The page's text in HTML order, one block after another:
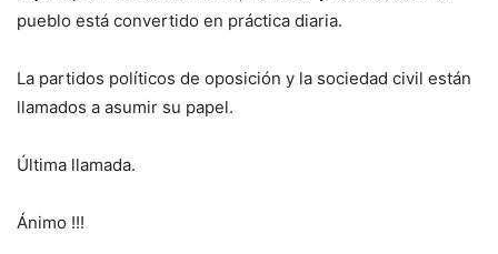
pueblo está convertido en práctica diaria.
La partidos políticos de oposición y la sociedad civil están
llamados a asumir su papel.
Última llamada.
Ánimo !!!